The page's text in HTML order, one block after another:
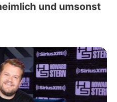
und umsonst